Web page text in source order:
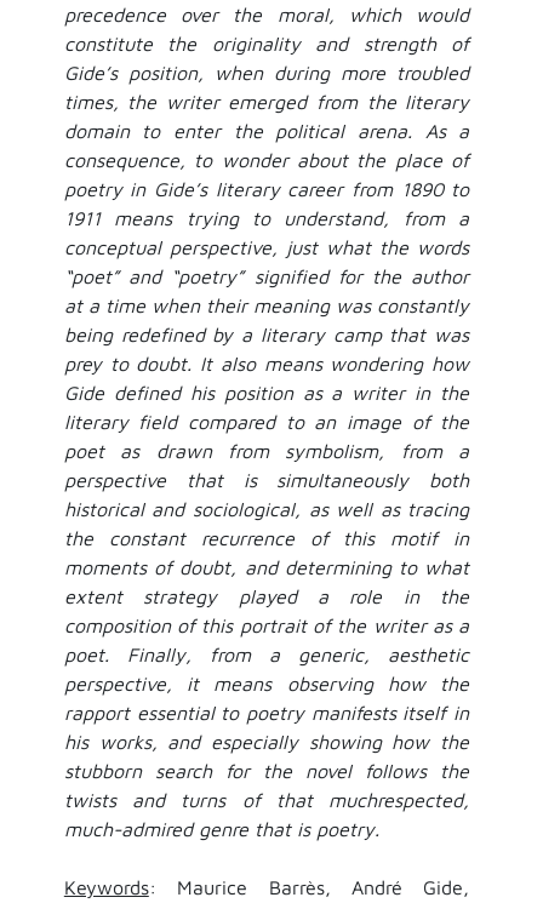
precedence over the moral, which would
constitute the originality and strength of
Gide’s position, when during more troubled
times, the writer emerged from the literary
domain to enter the political arena. As a
consequence, to wonder about the place of
poetry in Gide’s literary career from 1890 to
1911 means trying to understand, from a
conceptual perspective, just what the words
“poet” and “poetry” signified for the author
at a time when their meaning was constantly
being redefined by a literary camp that was
prey to doubt. It also means wondering how
Gide defined his position as a writer in the
literary field compared to an image of the
poet as drawn from symbolism, from a
perspective that is simultaneously both
historical and sociological, as well as tracing
the constant recurrence of this motif in
moments of doubt, and determining to what
extent strategy played a role in the
composition of this portrait of the writer as a
poet. Finally, from a generic, aesthetic
perspective, it means observing how the
rapport essential to poetry manifests itself in
his works, and especially showing how the
stubborn search for the novel follows the
twists and turns of that muchrespected,
much-admired genre that is poetry.
Keywords: Maurice Barrès, André Gide,